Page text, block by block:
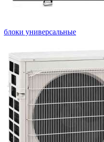
блоки универсальные